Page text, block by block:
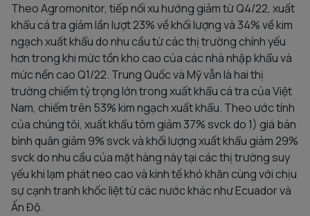
Theo Agromonitor, tiếp nối xu hướng giảm từ Q4/22, xuất
khẩu cá tra giảm lần lượt 23% về khối lượng và 34% về kim
ngạch xuất khẩu do nhu cầu từ các thị trường chính yếu
hơn trong khi mức tồn kho cao của các nhà nhập khẩu và
mức nền cao Q1/22. Trung Quốc và Mỹ vẫn là hai thị
trường chiếm tỷ trọng lớn trong xuất khẩu cá tra của Việt
Nam, chiếm trên 53% kim ngạch xuất khẩu. Theo ước tính
của chúng tôi, xuất khẩu tôm giảm 37% svck do 1) giá bán
bình quân giảm 9% svck và khối lượng xuất khẩu giảm 29%
svck do nhu cầu của mặt hàng này tại các thị trường suy
yếu khi lạm phát neo cao và kinh tế khó khăn cùng với chịu
sự cạnh tranh khốc liệt từ các nước khác như Ecuador và
Ấn Độ.